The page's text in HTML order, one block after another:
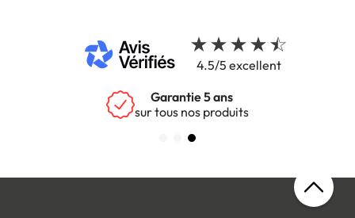
4.5/5 excellent
Garantie 5 ans
sur tous nos produits